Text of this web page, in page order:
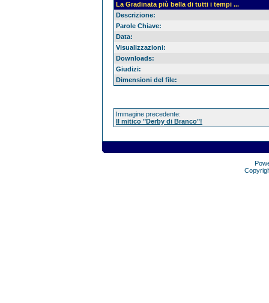
La Gradinata più bella di tutti i tempi ...
Descrizione:
Parole Chiave:
Data:
Visualizzazioni:
Downloads:
Giudizi:
Dimensioni del file:
Immagine precedente:
Il mitico "Derby di Branco"!